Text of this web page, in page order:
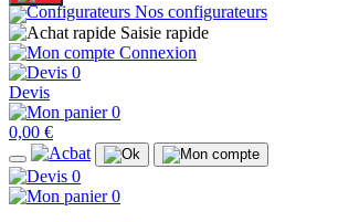
Nos configurateurs
Saisie rapide
Connexion
0
Devis
0
0,00 €
0
0